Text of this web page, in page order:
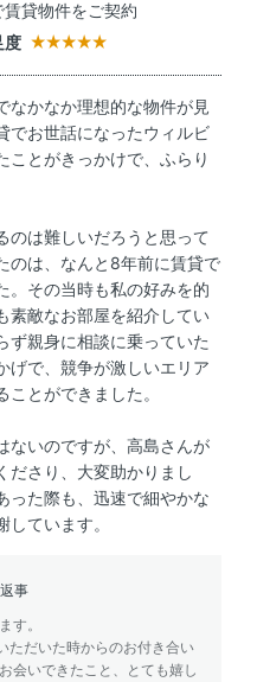
貸物件をご契約
度
なかなか理想的な物件が見
でお世話になったウィルビ
ことがきっかけで、ふらり
のは難しいだろうと思って
のは、なんと8年前に賃貸で
。その当時も私の好みを的
素敵なお部屋を紹介してい
ず親身に相談に乗っていた
げで、競争が激しいエリア
とができました。
ないのですが、高島さんが
ださり、大変助かりまし
った際も、迅速で細やかな
ています。
事
す。
ただいた時からのお付き合い
会いできたこと、とても嬉し